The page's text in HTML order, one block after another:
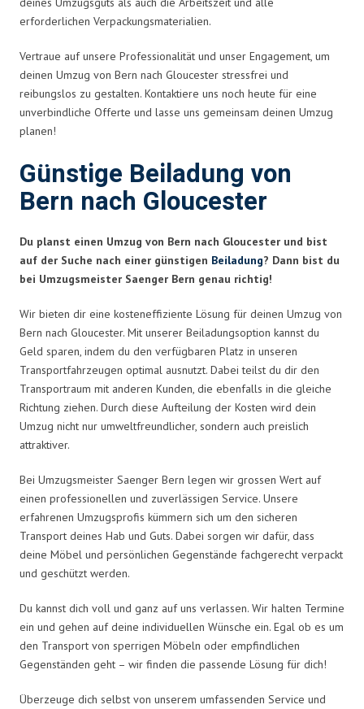
erforderlichen Verpackungsmaterialien.
Vertraue auf unsere Professionalität und unser Engagement, um
deinen Umzug von Bern nach Gloucester stressfrei und
reibungslos zu gestalten. Kontaktiere uns noch heute für eine
unverbindliche Offerte und lasse uns gemeinsam deinen Umzug
planen!
Günstige Beiladung von
Bern nach Gloucester
Du planst einen Umzug von Bern nach Gloucester und bist
auf der Suche nach einer günstigen Beiladung? Dann bist du
bei Umzugsmeister Saenger Bern genau richtig!
Wir bieten dir eine kosteneffiziente Lösung für deinen Umzug von
Bern nach Gloucester. Mit unserer Beiladungsoption kannst du
Geld sparen, indem du den verfügbaren Platz in unseren
Transportfahrzeugen optimal ausnutzt. Dabei teilst du dir den
Transportraum mit anderen Kunden, die ebenfalls in die gleiche
Richtung ziehen. Durch diese Aufteilung der Kosten wird dein
Umzug nicht nur umweltfreundlicher, sondern auch preislich
attraktiver.
Bei Umzugsmeister Saenger Bern legen wir grossen Wert auf
einen professionellen und zuverlässigen Service. Unsere
erfahrenen Umzugsprofis kümmern sich um den sicheren
Transport deines Hab und Guts. Dabei sorgen wir dafür, dass
deine Möbel und persönlichen Gegenstände fachgerecht verpackt
und geschützt werden.
Du kannst dich voll und ganz auf uns verlassen. Wir halten Termine
ein und gehen auf deine individuellen Wünsche ein. Egal ob es um
den Transport von sperrigen Möbeln oder empfindlichen
Gegenständen geht – wir finden die passende Lösung für dich!
Überzeuge dich selbst von unserem umfassenden Service und